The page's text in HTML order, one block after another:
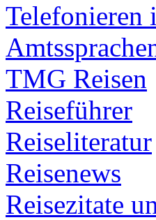
Telefonieren
TMG Reisen
Reiseführer
Reiseliteratur
Reisenews
Reisezitate